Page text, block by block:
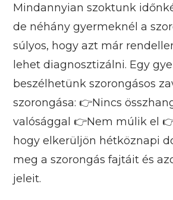
Mindannyian szoktunk
de néhány gyermeknél a
súlyos, hogy azt már
lehet diagnosztizálni. Egy
beszélhetünk szorongásos
szorongása: 👉Nincs
valósággal 👉Nem múlik el
hogy elkerüljön hétköznapi
meg a szorongás fajtáit és
jeleit.